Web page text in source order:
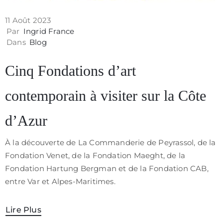
Politique
de
confidentialité
CGV
11 Août 2023
Par Ingrid France
Dans Blog
Cinq Fondations d’art
contemporain à visiter sur la Côte
d’Azur
À la découverte de La Commanderie de Peyrassol, de la
Fondation Venet, de la Fondation Maeght, de la
Fondation Hartung Bergman et de la Fondation CAB,
entre Var et Alpes-Maritimes.
Lire Plus